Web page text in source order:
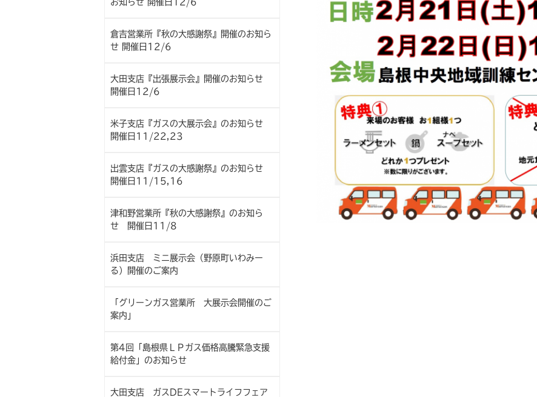
お知らせ 開催日12/6
倉吉営業所『秋の大感謝祭』開催のお知ら
せ 開催日12/6
大田支店『出張展示会』開催のお知らせ
開催日12/6
米子支店『ガスの大展示会』のお知らせ
開催日11/22,23
出雲支店『ガスの大感謝祭』のお知らせ
開催日11/15,16
津和野営業所『秋の大感謝祭』のお知ら
せ 開催日11/8
浜田支店 ミニ展示会（野原町いわみー
る）開催のご案内
「グリーンガス営業所 大展示会開催のご
案内」
第4回「島根県ＬＰガス価格高騰緊急支援
給付金」のお知らせ
大田支店 ガスDEスマートライフフェア